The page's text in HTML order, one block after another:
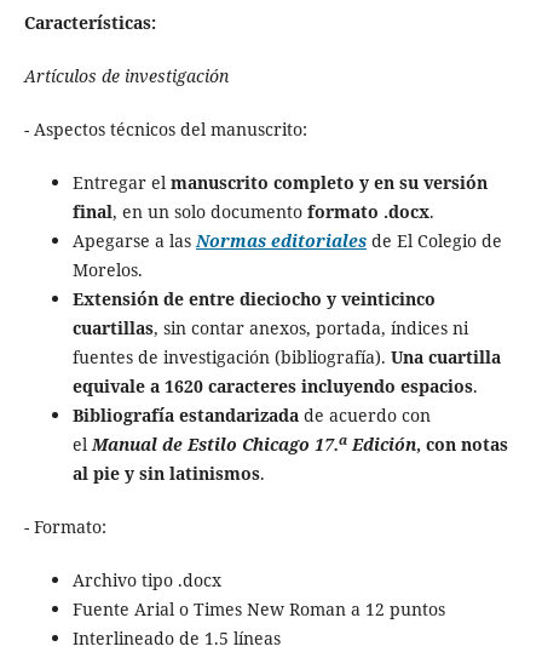
Características:
Artículos de investigación
- Aspectos técnicos del manuscrito:
Entregar el manuscrito completo y en su versión
final, en un solo documento formato .docx.
Apegarse a las Normas editorialesde El Colegio de
Morelos.
Extensión de entre dieciocho y veinticinco
cuartillas, sin contar anexos, portada, índices ni
fuentes de investigación (bibliografí­a). Una cuartilla
equivale a 1620 caracteres incluyendo espacios.
Bibliografía estandarizadade acuerdo con
elManual de Estilo Chicago 17.aEdición, con notas
al pie y sin latinismos.
- Formato:
Archivo tipo .docx
Fuente Arial o Times New Roman a 12 puntos
Interlineado de 1.5 lí­neas